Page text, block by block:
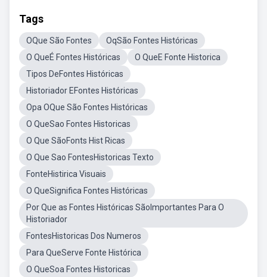
Tags
OQue São Fontes
OqSão Fontes Históricas
O QueÉ Fontes Históricas
O QueE Fonte Historica
Tipos DeFontes Históricas
Historiador EFontes Históricas
Opa OQue São Fontes Históricas
O QueSao Fontes Historicas
O Que SãoFonts Hist Ricas
O Que Sao FontesHistoricas Texto
FonteHistirica Visuais
O QueSignifica Fontes Históricas
Por Que as Fontes Históricas SãoImportantes Para O
Historiador
FontesHistoricas Dos Numeros
Para QueServe Fonte Histórica
O QueSoa Fontes Historicas